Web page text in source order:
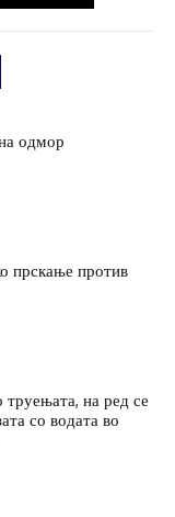
одмор
прскање против
на ред се
со водата во